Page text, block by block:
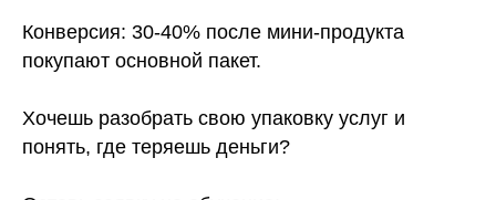
Конверсия: 30-40% после мини-продукта
покупают основной пакет.
Хочешь разобрать свою упаковку услуг и
понять, где теряешь деньги?